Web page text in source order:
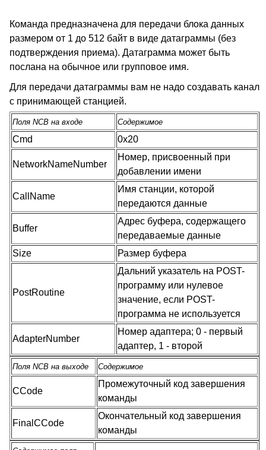
Команда предназначена для передачи блока данных
размером от 1 до 512 байт в виде датаграммы (без
подтверждения приема). Датаграмма может быть
послана на обычное или групповое имя.
Для передачи датаграммы вам не надо создавать канал
с принимающей станцией.
Поля NCB на входе Содержимое
Cmd 0x20
NetworkNameNumber
Номер, присвоенный при
добавлении имени
CallName
Имя станции, которой
передаются данные
Buffer
Адрес буфера, содержащего
передаваемые данные
Size
Размер буфера
PostRoutine
Дальний указатель на POST-
программу или нулевое
значение, если POST-
программа не используется
AdapterNumber
Номер адаптера; 0 - первый
адаптер, 1 - второй
Поля NCB на выходе Содержимое
CCode
Промежуточный код завершения
команды
FinalCCode
Окончательный код завершения
команды